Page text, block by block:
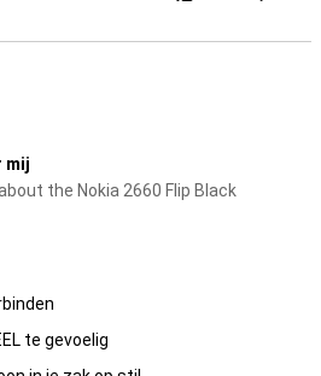
mij
the Nokia 2660 Flip Black
te gevoelig